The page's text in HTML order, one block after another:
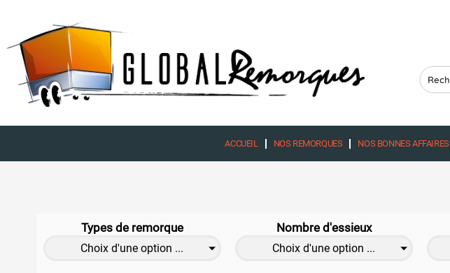
contenu
Search
...
ACCUEIL NOS REMORQUES NOS BONNES AFFAIRES
Types de remorque
Choix d'une option ...
Nombre d'essieux
Choix d'une option ...